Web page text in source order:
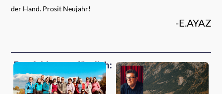
der Hand. Prosit Neujahr!
-E.AYAZ
Empfehlungen für dich: